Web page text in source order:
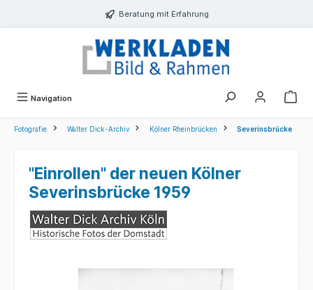
Beratung mit Erfahrung
Navigation
Fotografie Walter Dick-Archiv Kölner Rheinbrücken Severinsbrücke
"Einrollen" der neuen Kölner
Severinsbrücke 1959